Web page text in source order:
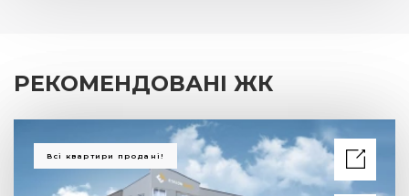
РЕКОМЕНДОВАНІ ЖК
Всі квартири продані!